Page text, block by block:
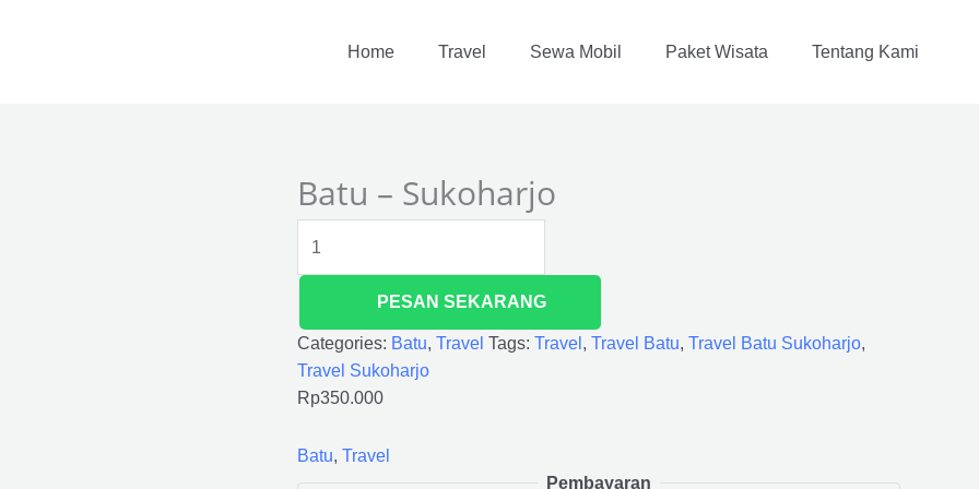
Home Travel Sewa Mobil Paket Wisata Tentang Kami
Batu – Sukoharjo
PESAN SEKARANG
Categories: Batu, Travel Tags: Travel , Travel Batu, Travel Batu Sukoharjo,
Travel Sukoharjo
Rp350.000
Batu, Travel
Pembayaran